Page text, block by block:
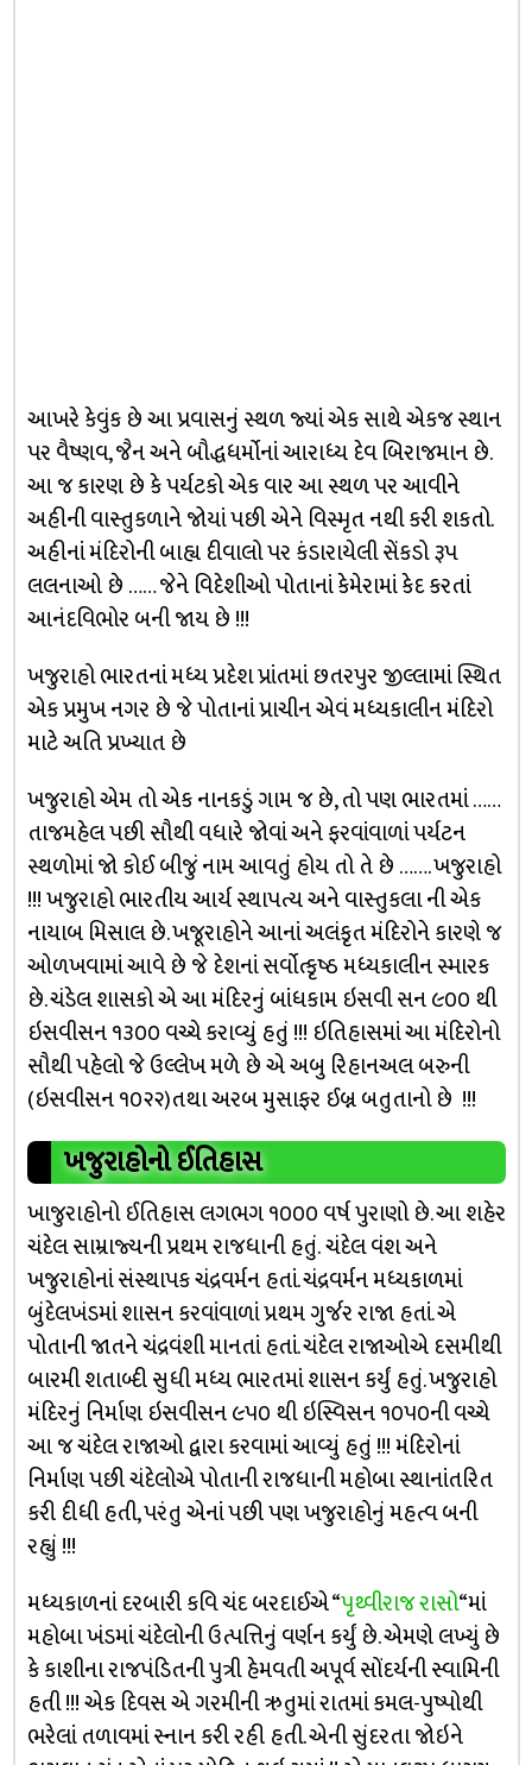
આખરે કેવુંક છે આ પ્રવાસનું સ્થળ જ્યાં એક સાથે એકજ સ્થાન
પર વૈષ્ણવ, જૈન અને બૌદ્ધધર્મોનાં આરાધ્ય દેવ બિરાજમાન છે.
આ જ કારણ છે કે પર્યટકો એક વાર આ સ્થળ પર આવીને
અહીની વાસ્તુકળાને જોયાં પછી એને વિસ્મૃત નથી કરી શકતો.
અહીનાં મંદિરોની બાહ્ય દીવાલો પર કંડારાયેલી સેંકડો રૂપ
લલનાઓ છે …… જેને વિદેશીઓ પોતાનાં કેમેરામાં કેદ કરતાં
આનંદવિભોર બની જાય છે !!!
ખજુરાહો ભારતનાં મધ્ય પ્રદેશ પ્રાંતમાં છતરપુર જીલ્લામાં સ્થિત
એક પ્રમુખ નગર છે જે પોતાનાં પ્રાચીન એવં મધ્યકાલીન મંદિરો
માટે અતિ પ્રખ્યાત છે
ખજુરાહો એમ તો એક નાનકડું ગામ જ છે, તો પણ ભારતમાં ……
તાજમહેલ પછી સૌથી વધારે જોવાં અને ફરવાંવાળાં પર્યટન
સ્થળોમાં જો કોઈ બીજું નામ આવતું હોય તો તે છે ……. ખજુરાહો
!!! ખજુરાહો ભારતીય આર્ય સ્થાપત્ય અને વાસ્તુકલા ની એક
નાયાબ મિસાલ છે. ખજૂરાહોને આનાં અલંકૃત મંદિરોને કારણે જ
ઓળખવામાં આવે છે જે દેશનાં સર્વોત્કૃષ્ઠ મધ્યકાલીન સ્મારક
છે. ચંડેલ શાસકો એ આ મંદિરનું બાંધકામ ઇસવી સન ૯૦૦ થી
ઇસવીસન ૧૩૦૦ વચ્ચે કરાવ્યું હતું !!! ઇતિહાસમાં આ મંદિરોનો
સૌથી પહેલો જે ઉલ્લેખ મળે છે એ અબુ રિહાનઅલ બરુની
(ઇસવીસન ૧૦૨૨)તથા અરબ મુસાફર ઈબ્ન બતુતાનો છે !!!
ખજુરાહોનો ઈતિહાસ
ખાજુરાહોનો ઈતિહાસ લગભગ ૧૦૦૦ વર્ષ પુરાણો છે. આ શહેર
ચંદેલ સામ્રાજ્યની પ્રથમ રાજધાની હતું. ચંદેલ વંશ અને
ખજુરાહોનાં સંસ્થાપક ચંદ્રવર્મન હતાં. ચંદ્રવર્મન મધ્યકાળમાં
બુંદેલખંડમાં શાસન કરવાંવાળાં પ્રથમ ગુર્જર રાજા હતાં. એ
પોતાની જાતને ચંદ્રવંશી માનતાં હતાં. ચંદેલ રાજાઓએ દસમીથી
બારમી શતાબ્દી સુધી મધ્ય ભારતમાં શાસન કર્યું હતું. ખજુરાહો
મંદિરનું નિર્માણ ઇસવીસન ૯૫૦ થી ઇસ્વિસન ૧૦૫૦ની વચ્ચે
આ જ ચંદેલ રાજાઓ દ્વારા કરવામાં આવ્યું હતું !!! મંદિરોનાં
નિર્માણ પછી ચંદેલોએ પોતાની રાજધાની મહોબા સ્થાનાંતરિત
કરી દીધી હતી, પરંતુ એનાં પછી પણ ખજુરાહોનું મહત્વ બની
રહ્યું !!!
મધ્યકાળનાં દરબારી કવિ ચંદ બરદાઈએ “પૃથ્વીરાજ રાસો“માં
મહોબા ખંડમાં ચંદેલોની ઉત્પત્તિનું વર્ણન કર્યું છે. એમણે લખ્યું છે
કે કાશીના રાજપંડિતની પુત્રી હેમવતી અપૂર્વ સોંદર્યની સ્વામિની
હતી !!! એક દિવસ એ ગરમીની ઋતુમાં રાતમાં કમલ-પુષ્પોથી
ભરેલાં તળાવમાં સ્નાન કરી રહી હતી. એની સુંદરતા જોઇને